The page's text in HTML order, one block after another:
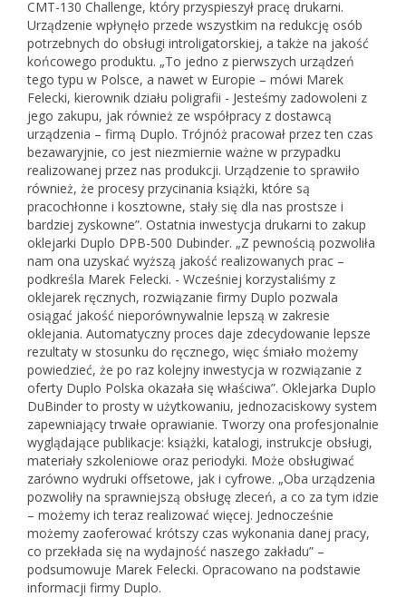
CMT-130 Challenge, który przyspieszył pracę drukarni.
Urządzenie wpłynęło przede wszystkim na redukcję osób
potrzebnych do obsługi introligatorskiej, a także na jakość
końcowego produktu. „To jedno z pierwszych urządzeń
tego typu w Polsce, a nawet w Europie – mówi Marek
Felecki, kierownik działu poligrafii - Jesteśmy zadowoleni z
jego zakupu, jak również ze współpracy z dostawcą
urządzenia – firmą Duplo. Trójnóż pracował przez ten czas
bezawaryjnie, co jest niezmiernie ważne w przypadku
realizowanej przez nas produkcji. Urządzenie to sprawiło
również, że procesy przycinania książki, które są
pracochłonne i kosztowne, stały się dla nas prostsze i
bardziej zyskowne”. Ostatnia inwestycja drukarni to zakup
oklejarki Duplo DPB-500 Dubinder. „Z pewnością pozwoliła
nam ona uzyskać wyższą jakość realizowanych prac –
podkreśla Marek Felecki. - Wcześniej korzystaliśmy z
oklejarek ręcznych, rozwiązanie firmy Duplo pozwala
osiągać jakość nieporównywalnie lepszą w zakresie
oklejania. Automatyczny proces daje zdecydowanie lepsze
rezultaty w stosunku do ręcznego, więc śmiało możemy
powiedzieć, że po raz kolejny inwestycja w rozwiązanie z
oferty Duplo Polska okazała się właściwa”. Oklejarka Duplo
DuBinder to prosty w użytkowaniu, jednozaciskowy system
zapewniający trwałe oprawianie. Tworzy ona profesjonalnie
wyglądające publikacje: książki, katalogi, instrukcje obsługi,
materiały szkoleniowe oraz periodyki. Może obsługiwać
zarówno wydruki offsetowe, jak i cyfrowe. „Oba urządzenia
pozwoliły na sprawniejszą obsługę zleceń, a co za tym idzie
– możemy ich teraz realizować więcej. Jednocześnie
możemy zaoferować krótszy czas wykonania danej pracy,
co przekłada się na wydajność naszego zakładu” –
podsumowuje Marek Felecki. Opracowano na podstawie
informacji firmy Duplo.